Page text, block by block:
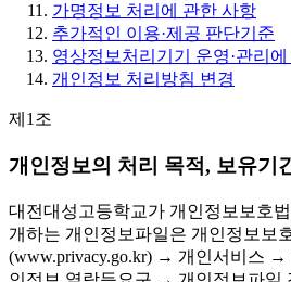
가명정보 처리에 관한 사항
추가적인 이용·제공 판단기준
영상정보처리기기 운영·관리
개인정보 처리방침 변경
제1조
개인정보의 처리 목적, 보유기
대전대성고등학교가 개인정보보호
개하는 개인정보파일은 개인정보보
(www.privacy.go.kr) → 개인서비스